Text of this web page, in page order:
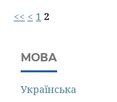
<< < 1 2
МОВА
Українська